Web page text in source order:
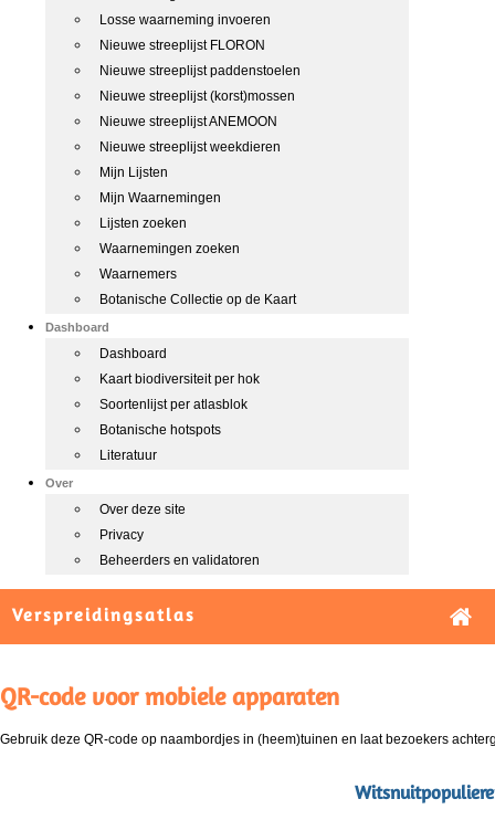
Losse waarneming invoeren
Nieuwe streeplijst FLORON
Nieuwe streeplijst paddenstoelen
Nieuwe streeplijst (korst)mossen
Nieuwe streeplijst ANEMOON
Nieuwe streeplijst weekdieren
Mijn Lijsten
Mijn Waarnemingen
Lijsten zoeken
Waarnemingen zoeken
Waarnemers
Botanische Collectie op de Kaart
Dashboard
Dashboard
Kaart biodiversiteit per hok
Soortenlijst per atlasblok
Botanische hotspots
Literatuur
Over
Over deze site
Privacy
Beheerders en validatoren
Verspreidingsatlas
QR-code voor mobiele apparaten
Gebruik deze QR-code op naambordjes in (heem)tuinen en laat bezoekers